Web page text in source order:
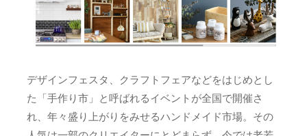
デザインフェスタ、クラフトフェアなどをはじめとし
た「手作り市」と呼ばれるイベントが全国で開催さ
れ、年々盛り上がりをみせるハンドメイド市場。その